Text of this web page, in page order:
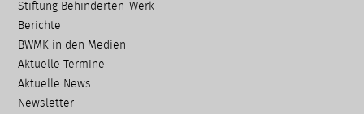
Stiftung Behinderten-Werk
Berichte
BWMK in den Medien
Aktuelle Termine
Aktuelle News
Newsletter